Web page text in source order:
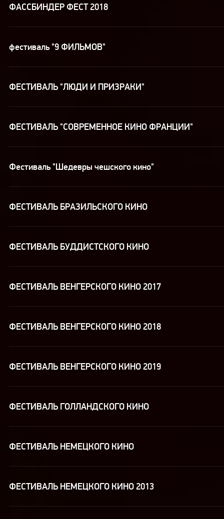
ФАССБИНДЕР ФЕСТ 2018
фестиваль "9 ФИЛЬМОВ"
ФЕСТИВАЛЬ "ЛЮДИ И ПРИЗРАКИ"
ФЕСТИВАЛЬ "СОВРЕМЕННОЕ КИНО ФРАНЦИИ"
Фестиваль "Шедевры чешского кино"
ФЕСТИВАЛЬ БРАЗИЛЬСКОГО КИНО
ФЕСТИВАЛЬ БУДДИСТСКОГО КИНО
ФЕСТИВАЛЬ ВЕНГЕРСКОГО КИНО 2017
ФЕСТИВАЛЬ ВЕНГЕРСКОГО КИНО 2018
ФЕСТИВАЛЬ ВЕНГЕРСКОГО КИНО 2019
ФЕСТИВАЛЬ ГОЛЛАНДСКОГО КИНО
ФЕСТИВАЛЬ НЕМЕЦКОГО КИНО
ФЕСТИВАЛЬ НЕМЕЦКОГО КИНО 2013